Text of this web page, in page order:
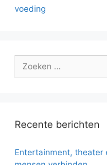
voeding
Zoek
Recente berichten
Entertainment, theater